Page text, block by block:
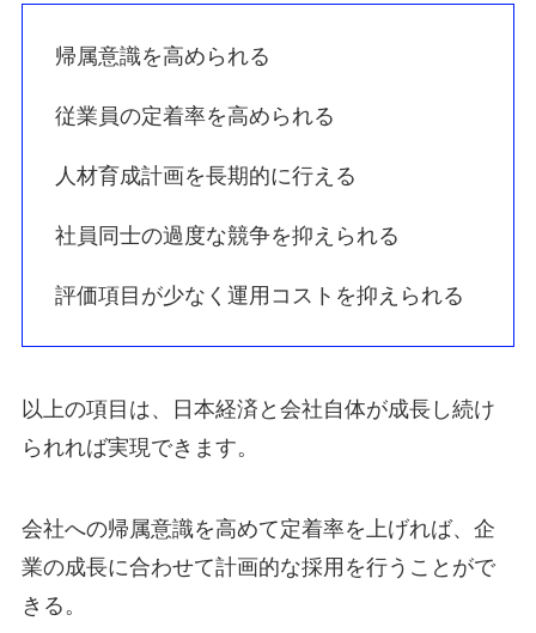
帰属意識を高められる
従業員の定着率を高められる
人材育成計画を長期的に行える
社員同士の過度な競争を抑えられる
評価項目が少なく運用コストを抑えられる
以上の項目は、日本経済と会社自体が成長し続け
られれば実現できます。
会社への帰属意識を高めて定着率を上げれば、企
業の成長に合わせて計画的な採用を行うことがで
きる。